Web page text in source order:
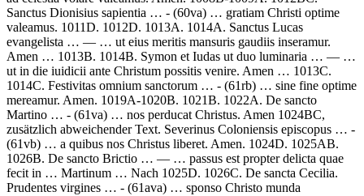
Sanctus Dionisius sapientia … - (60va) … gratiam Christi optime
valeamus. 1011D. 1012D. 1013A. 1014A. Sanctus Lucas
evangelista … — … ut eius meritis mansuris gaudiis inseramur.
Amen … 1013B. 1014B. Symon et Iudas ut duo luminaria … — …
ut in die iuidicii ante Christum possitis venire. Amen … 1013C.
1014C. Festivitas omnium sanctorum … - (61rb) … sine fine optime
mereamur. Amen. 1019A-1020B. 1021B. 1022A. De sancto
Martino … - (61va) … nos perducat Christus. Amen 1024BC,
zusätzlich abweichender Text. Severinus Coloniensis episcopus … -
(61vb) … a quibus nos Christus liberet. Amen. 1024D. 1025AB.
1026B. De sancto Brictio … — … passus est propter delicta quae
fecit in … Martinum … Nach 1025D. 1026C. De sancta Cecilia.
Prudentes virgines … - (61ava) … sponso Christo munda